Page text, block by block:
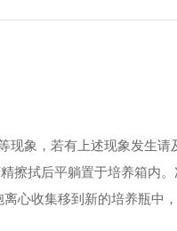
象，若有上述现象发生请
擦拭后平躺置于培养箱内
心收集移到新的培养瓶中